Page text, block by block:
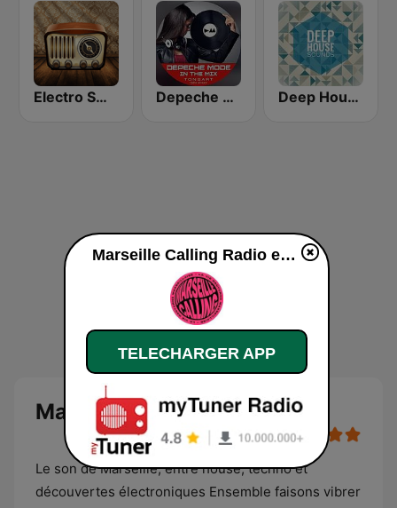
Electro Swing Radio Depeche Mode In The Mix Deep House Sounds
Marseille Calling Radio
Le son de Marseille, entre house, techno et
découvertes électroniques Ensemble faisons vibrer
Marseille Calling Radio en ligne
TELECHARGER APP